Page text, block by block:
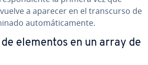
a aparecer en el tra­n­s­cu­r­so de
au­to­má­ti­ca­me­n­te.
elementos en un array de